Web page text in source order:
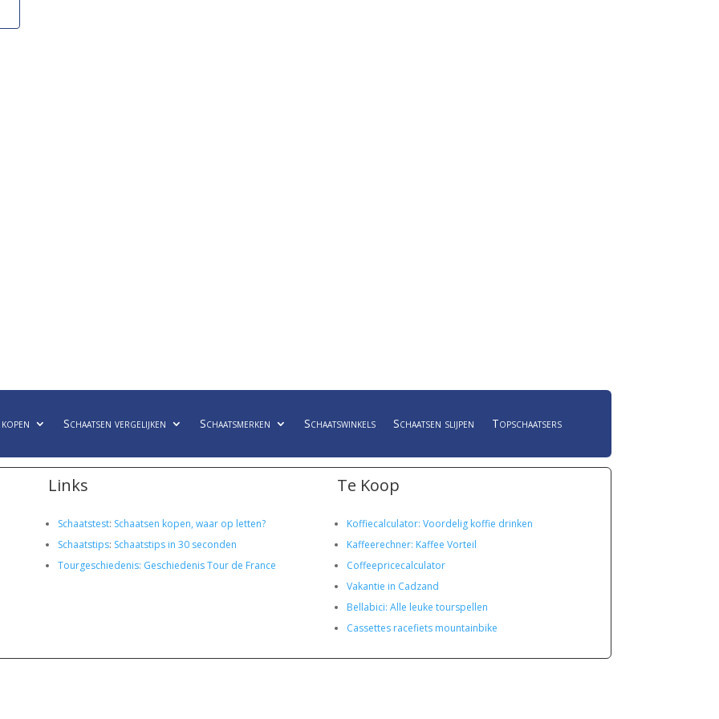
Schaatsen vergelijken Schaatsmerken Schaatswinkels Schaatsen slijpen Topschaatsers
Links
Schaatstest: Schaatsen kopen, waar op letten?
Schaatstips: Schaatstips in 30 seconden
Tourgeschiedenis: Geschiedenis Tour de France
Te Koop
Koffiecalculator: Voordelig koffie drinken
Kaffeerechner: Kaffee Vorteil
Coffeepricecalculator
Vakantie in Cadzand
Bellabici: Alle leuke tourspellen
Cassettes racefiets mountainbike